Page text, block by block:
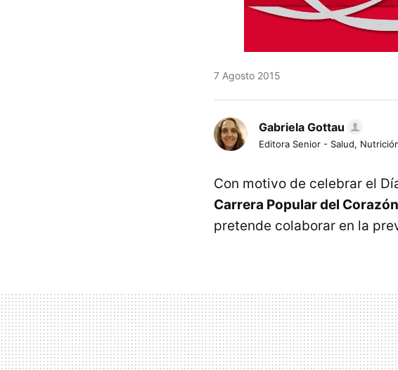
7 Agosto 2015
Gabriela Gottau
Editora Senior - Salud,
Con motivo de celebrar el
Carrera Popular del Corazón
pretende colaborar en la